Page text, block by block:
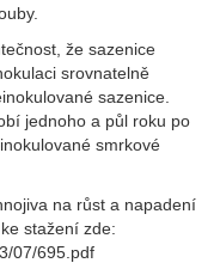
že sazenice
srovnatelně
sazenice.
jednoho a půl roku po
smrkové
na růst a napadení
stažení zde:
07/695.pdf